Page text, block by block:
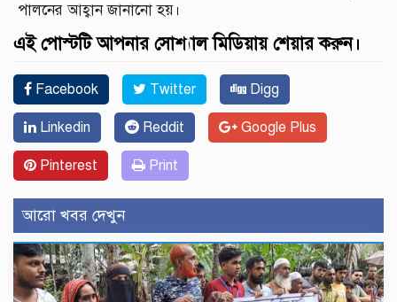
পালনের আহ্বান জানানো হয়।
এই পোস্টটি আপনার সোশ্যাল মিডিয়ায় শেয়ার করুন।
Facebook Twitter Digg
Linkedin Reddit Google Plus
Pinterest Print
আরো খবর দেখুন